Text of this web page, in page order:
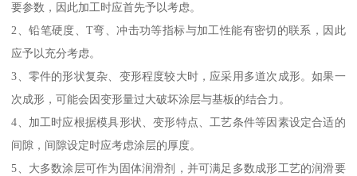
要参数，因此加工时应首先予以考虑。
2、铅笔硬度、T弯、冲击功等指标与加工性能有密切的联系，因此
应予以充分考虑。
3、零件的形状复杂、变形程度较大时，应采用多道次成形。如果一
次成形，可能会因变形量过大破坏涂层与基板的结合力。
4、加工时应根据模具形状、变形特点、工艺条件等因素设定合适的
间隙，间隙设定时应考虑涂层的厚度。
5、大多数涂层可作为固体润滑剂，并可满足多数成形工艺的润滑要